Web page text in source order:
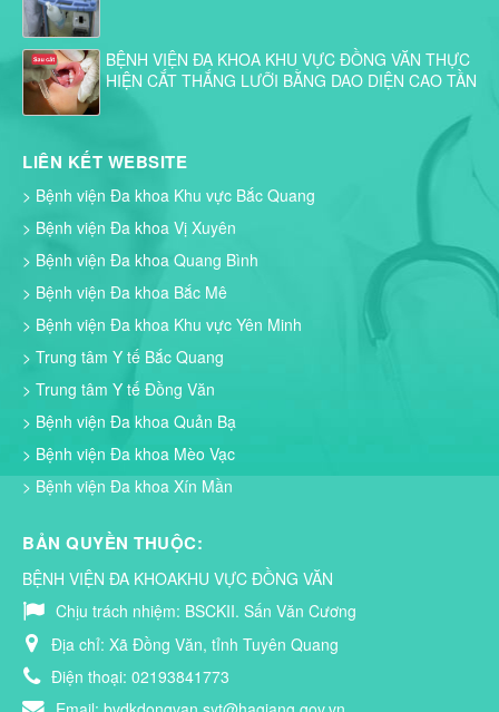
BỆNH VIỆN ĐA KHOA KHU VỰC ĐỒNG VĂN THỰC
HIỆN CẮT THẮNG LƯỠI BẰNG DAO DIỆN CAO TẦN
LIÊN KẾT WEBSITE
> Bệnh viện Đa khoa Khu vực Bắc Quang
> Bệnh viện Đa khoa Vị Xuyên
> Bệnh viện Đa khoa Quang Bình
> Bệnh viện Đa khoa Bắc Mê
> Bệnh viện Đa khoa Khu vực Yên Minh
> Trung tâm Y tế Bắc Quang
> Trung tâm Y tế Đồng Văn
> Bệnh viện Đa khoa Quản Bạ
> Bệnh viện Đa khoa Mèo Vạc
> Bệnh viện Đa khoa Xín Mần
BẢN QUYỀN THUỘC:
BỆNH VIỆN ĐA KHOAKHU VỰC ĐỒNG VĂN
Chịu trách nhiệm: BSCKII. Sấn Văn Cương
Địa chỉ: Xã Đồng Văn, tỉnh Tuyên Quang
Điện thoại: 02193841773